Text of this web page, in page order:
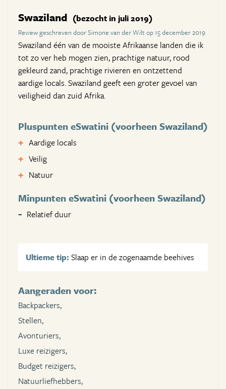
Swaziland (bezocht in juli 2019)
Review geschreven door Simone van der Wilt op 15 december 2019
Swaziland één van de mooiste Afrikaanse landen die ik
tot zo ver heb mogen zien, prachtige natuur, rood
gekleurd zand, prachtige rivieren en ontzettend
aardige locals. Swaziland geeft een groter gevoel van
veiligheid dan zuid Afrika.
Pluspunten eSwatini (voorheen Swaziland)
Aardige locals
Veilig
Natuur
Minpunten eSwatini (voorheen Swaziland)
Relatief duur
Ultieme tip: Slaap er in de zogenaamde beehives
Aangeraden voor:
Backpackers,
Stellen,
Avonturiers,
Luxe reizigers,
Budget reizigers,
Natuurliefhebbers,